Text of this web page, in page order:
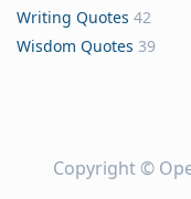
Writing Quotes 42
Wisdom Quotes 39
Copyright ©